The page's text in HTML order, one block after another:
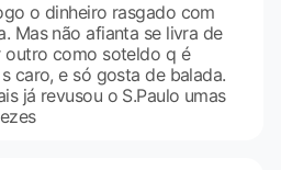
o dinheiro rasgado com
Mas não afianta se livra de
outro como soteldo q é
caro, e só gosta de balada.
já revusou o S.Paulo umas